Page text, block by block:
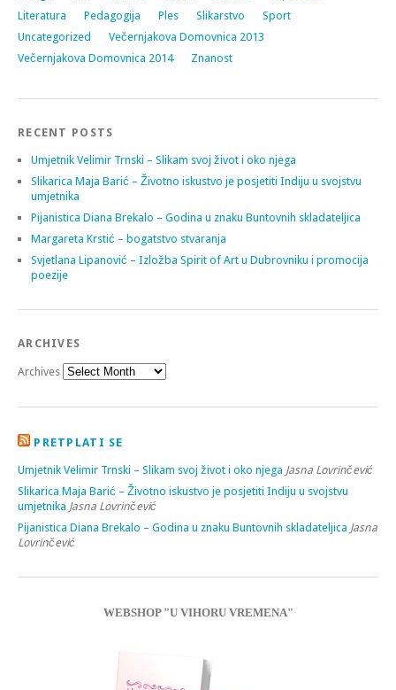
Literatura
Pedagogija Ples Slikarstvo
Sport
Uncategorized
Večernjakova Domovnica 2013
Večernjakova Domovnica 2014
Znanost
RECENT POSTS
Umjetnik Velimir Trnski – Slikam svoj život i oko njega
Slikarica Maja Barić – Životno iskustvo je posjetiti Indiju u svojstvu
umjetnika
Pijanistica Diana Brekalo – Godina u znaku Buntovnih skladateljica
Margareta Krstić – bogatstvo stvaranja
Svjetlana Lipanović – Izložba Spirit of Art u Dubrovniku i promocija
poezije
ARCHIVES
Archives
PRETPLATI SE
Umjetnik Velimir Trnski – Slikam svoj život i oko njega Jasna Lovrinčević
Slikarica Maja Barić – Životno iskustvo je posjetiti Indiju u svojstvu
umjetnika Jasna Lovrinčević
Pijanistica Diana Brekalo – Godina u znaku Buntovnih skladateljica Jasna
Lovrinčević
WEBSHOP "U VIHORU VREMENA"